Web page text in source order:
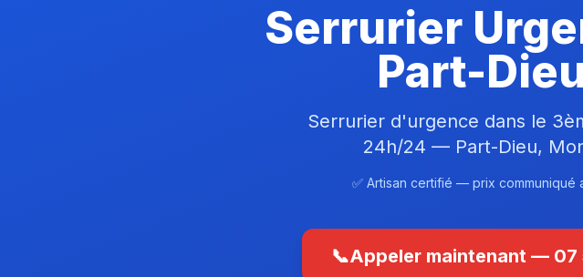
Serrurier
Part-
Serrurier d'urgence dans le
24h/24 — Part-Dieu,
✅ Artisan certifié — prix
📞Appeler maintenant — 07